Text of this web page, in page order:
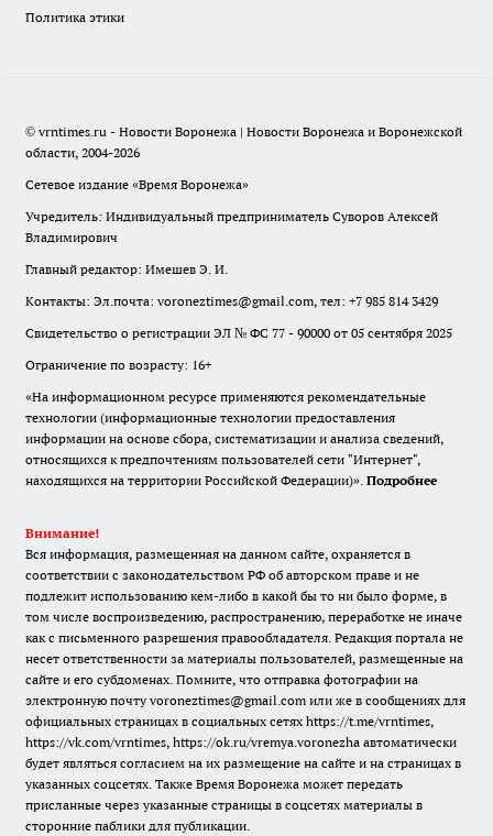
Политика этики
© vrntimes.ru - Новости Воронежа | Новости Воронежа и Воронежской
области, 2004-2026
Сетевое издание «Время Воронежа»
Учредитель: Индивидуальный предприниматель Суворов Алексей
Владимирович
Главный редактор: Имешев Э. И.
Контакты: Эл.почта: voroneztimes@gmail.com, тел: +7 985 814 3429
Свидетельство о регистрации ЭЛ № ФС 77 - 90000 от 05 сентября 2025
Ограничение по возрасту: 16+
«На информационном ресурсе применяются рекомендательные
технологии (информационные технологии предоставления
информации на основе сбора, систематизации и анализа сведений,
относящихся к предпочтениям пользователей сети "Интернет",
находящихся на территории Российской Федерации)». Подробнее
Внимание!
Вся информация, размещенная на данном сайте, охраняется в
соответствии с законодательством РФ об авторском праве и не
подлежит использованию кем-либо в какой бы то ни было форме, в
том числе воспроизведению, распространению, переработке не иначе
как с письменного разрешения правообладателя. Редакция портала не
несет ответственности за материалы пользователей, размещенные на
сайте и его субдоменах. Помните, что отправка фотографии на
электронную почту voroneztimes@gmail.com или же в сообщениях для
официальных страницах в социальных сетях https://t.me/vrntimes,
https://vk.com/vrntimes, https://ok.ru/vremya.voronezha автоматически
будет являться согласием на их размещение на сайте и на страницах в
указанных соцсетях. Также Время Воронежа может передать
присланные через указанные страницы в соцсетях материалы в
сторонние паблики для публикации.